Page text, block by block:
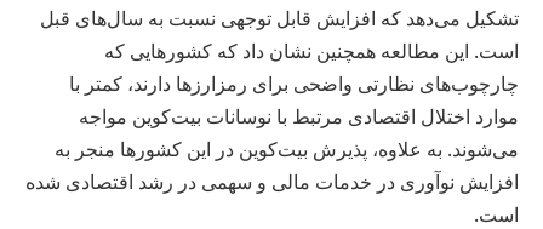
تشکیل می‌دهد که افزایش قابل توجهی نسبت به سال‌های قبل
است. این مطالعه همچنین نشان داد که کشورهایی که
چارچوب‌های نظارتی واضحی برای رمزارزها دارند، کمتر با
موارد اختلال اقتصادی مرتبط با نوسانات بیت‌کوین مواجه
می‌شوند. به علاوه، پذیرش بیت‌کوین در این کشورها منجر به
افزایش نوآوری در خدمات مالی و سهمی در رشد اقتصادی شده
است.